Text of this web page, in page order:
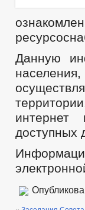
Данную
доступных